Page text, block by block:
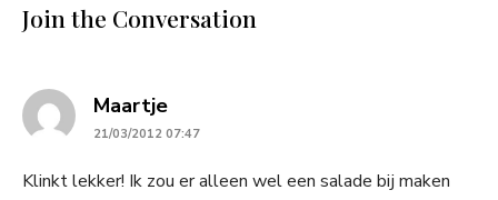
Join the Conversation
Maartjesays:
21/03/2012 07:47
Klinkt lekker! Ik zou er alleen wel een salade bij maken